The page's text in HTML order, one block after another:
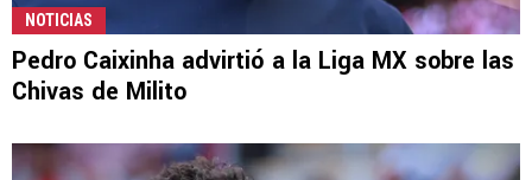
NOTICIAS
Pedro Caixinha advirtió a la Liga MX sobre las
Chivas de Milito